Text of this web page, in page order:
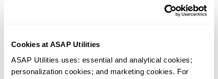
Cookies at ASAP Utilities
ASAP Utilities uses: essential and analytical cookies;
personalization cookies; and marketing cookies. For